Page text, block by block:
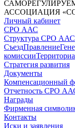
АССОЦИАЦИЯ
Личный кабинет
СРО ААС
Структура СРО ААС
СъездПравление
комиссии
Стратегия развития
Документы
Компенсационный
Отчетность СРО
Награды
Фирменная
Контакты
Иски и заявления